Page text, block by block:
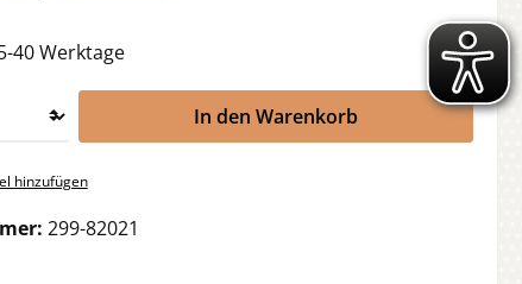
40 Werktage
In den Warenkorb
hinzufügen
299-82021